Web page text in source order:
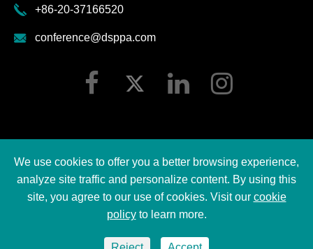
+86-20-37166520
conference@dsppa.com
Copyright ©
2026 Guangzhou DSPPA Audio Co., Ltd.
Lahat ng Karapatan ay Nakareserba.
Patakaran sa Privacy ng DSPPA
We use cookies to offer you a better browsing experience,
analyze site traffic and personalize content. By using this
site, you agree to our use of cookies. Visit our cookie
policyto learn more.